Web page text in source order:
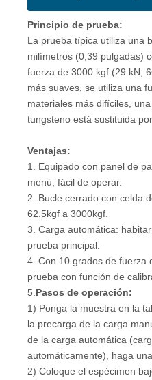
Principio de prueba:
La prueba típica utiliza una
milímetros (0,39 pulgadas)
fuerza de 3000 kgf (29 kN;
más suaves, se utiliza una
materiales más difíciles,
tungsteno está sustituida
Ventajas:
1. Equipado con panel de
menú, fácil de operar.
2. Bucle cerrado con celda
62.5kgf a 3000kgf.
3. Carga automática:
prueba principal.
4. Con 10 grados de fuerza
prueba con función de
5. Pasos de operación:
1) Ponga la muestra en la
la precarga de la carga
de la carga automática
automáticamente), haga
2) Coloque el espécimen